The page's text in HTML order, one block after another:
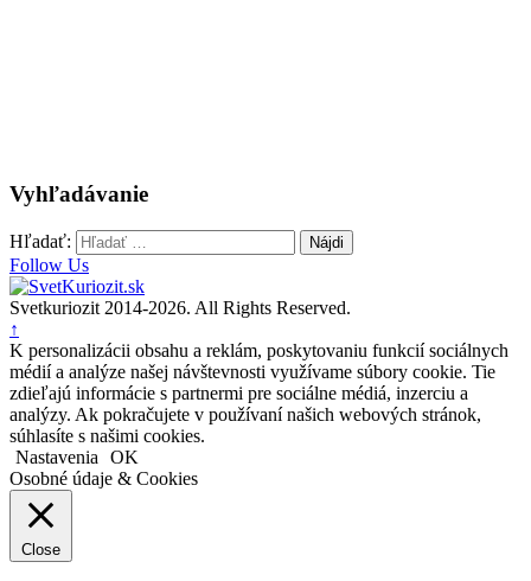
Vyhľadávanie
Hľadať:
Follow Us
Svetkuriozit 2014-2026. All Rights Reserved.
↑
K personalizácii obsahu a reklám, poskytovaniu funkcií sociálnych
médií a analýze našej návštevnosti využívame súbory cookie. Tie
zdieľajú informácie s partnermi pre sociálne médiá, inzerciu a
analýzy. Ak pokračujete v používaní našich webových stránok,
súhlasíte s našimi cookies.
Nastavenia
OK
Osobné údaje & Cookies
Close